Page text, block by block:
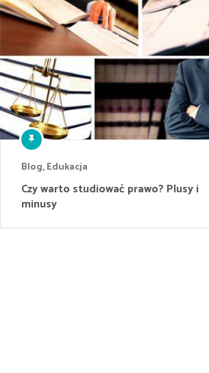
Blog,Edukacja
Czy warto studiować prawo? Plusy i
minusy